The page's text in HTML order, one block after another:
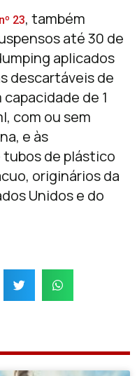
23, também
até 30 de
aplicados
descartáveis de
de 1
com ou sem
e às
de plástico
originários da
Unidos e do